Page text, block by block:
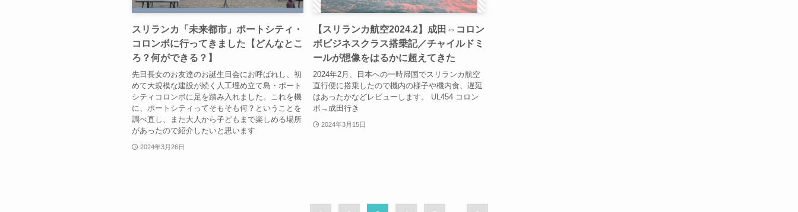
スリランカ「未来都市」ポートシティ・
コロンボに行ってきました【どんなとこ
ろ？何ができる？】
先日長女のお友達のお誕生日会にお呼ばれし、初
めて大規模な建設が続く人工埋め立て島・ポート
シティコロンボに足を踏み入れました。これを機
に、ポートシティってそもそも何？ということを
調べ直し、また大人から子どもまで楽しめる場所
があったので紹介したいと思います
2024年3月26日
【スリランカ航空2024.2】成田⇔コロン
ボビジネスクラス搭乗記／チャイルドミ
ールが想像をはるかに超えてきた
2024年2月、日本への一時帰国でスリランカ航空
直行便に搭乗したので機内の様子や機内食、遅延
はあったかなどレビューします。 UL454 コロン
ボ→成田行き
2024年3月15日